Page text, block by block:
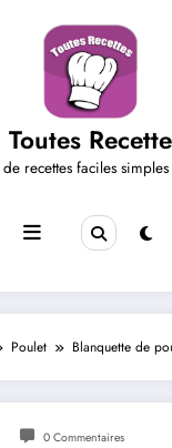
Toutes
recettes faciles
Poulet Blanquette de
0 Commentaires